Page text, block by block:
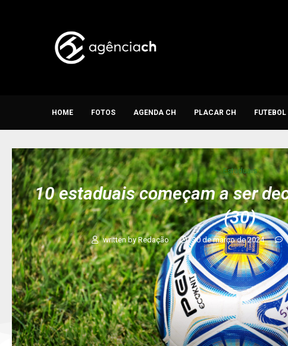
HOME FOTOS AGENDA CH PLACAR CH FUTEBOL
Estaduais
10 estaduais começam a ser
(30)
written byRedação 30 de março de 2024